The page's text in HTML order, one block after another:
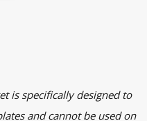
is specifically designed to
and cannot be used on